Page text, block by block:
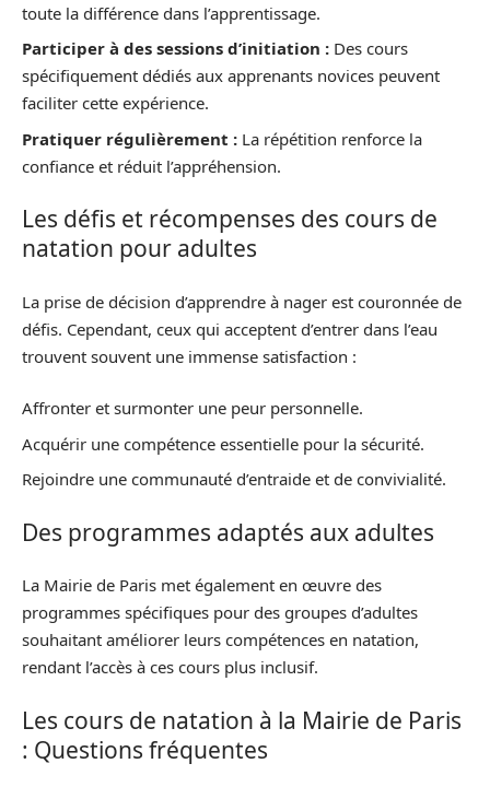
toute la différence dans l’apprentissage.
Participer à des sessions d’initiation : Des cours
spécifiquement dédiés aux apprenants novices peuvent
faciliter cette expérience.
Pratiquer régulièrement : La répétition renforce la
confiance et réduit l’appréhension.
Les défis et récompenses des cours de
natation pour adultes
La prise de décision d’apprendre à nager est couronnée de
défis. Cependant, ceux qui acceptent d’entrer dans l’eau
trouvent souvent une immense satisfaction :
Affronter et surmonter une peur personnelle.
Acquérir une compétence essentielle pour la sécurité.
Rejoindre une communauté d’entraide et de convivialité.
Des programmes adaptés aux adultes
La Mairie de Paris met également en œuvre des
programmes spécifiques pour des groupes d’adultes
souhaitant améliorer leurs compétences en natation,
rendant l’accès à ces cours plus inclusif.
Les cours de natation à la Mairie de Paris
: Questions fréquentes